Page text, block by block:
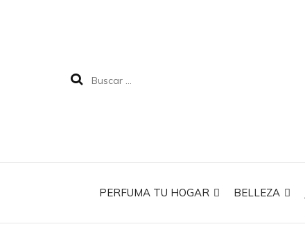
PERFUMA TU HOGAR BELLEZA